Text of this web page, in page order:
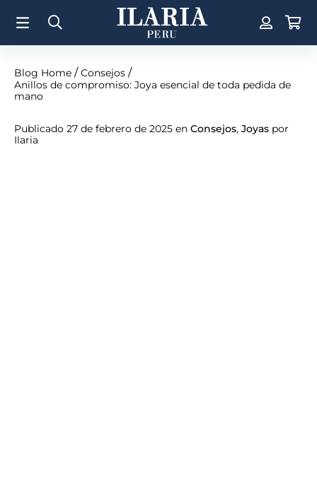
Blog Home /Consejos /
Anillos de compromiso: Joya esencial de toda pedida de
mano
Publicado 27 de febrero de 2025 en Consejos, Joyas por
Ilaria
TÉRMINOS MÁS BUSCADOS
1. Aretes
2.
Pulsera
3. Collar
5.
Perla